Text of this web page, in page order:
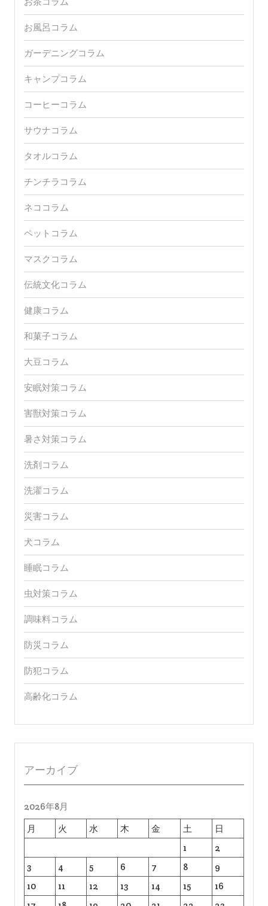
お風呂コラム
ガーデニングコラム
キャンプコラム
コーヒーコラム
サウナコラム
タオルコラム
チンチラコラム
ネココラム
ペットコラム
マスクコラム
伝統文化コラム
健康コラム
和菓子コラム
大豆コラム
安眠対策コラム
害獣対策コラム
暑さ対策コラム
洗剤コラム
洗濯コラム
災害コラム
犬コラム
睡眠コラム
虫対策コラム
調味料コラム
防災コラム
防犯コラム
高齢化コラム
アーカイブ
2026年8月
月
火 水 木 金 土
日
1
2
3
4 5 6 7 8
9
10
11 12 13 14 15
16